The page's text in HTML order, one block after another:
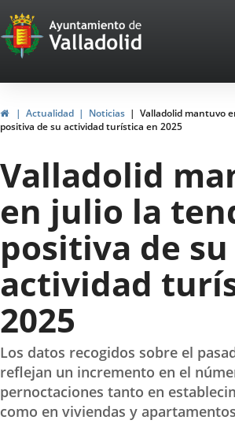
Portal
Web
del
Ayuntamiento
de
Valladolid
InicioActualidad Noticias
Valladolid mantuvo
positiva de su actividad turística en 2025
Valladolid
en julio la
positiva de su
actividad
2025
Los datos recogidos sobre el
reflejan un incremento en el
pernoctaciones tanto en
como en viviendas y